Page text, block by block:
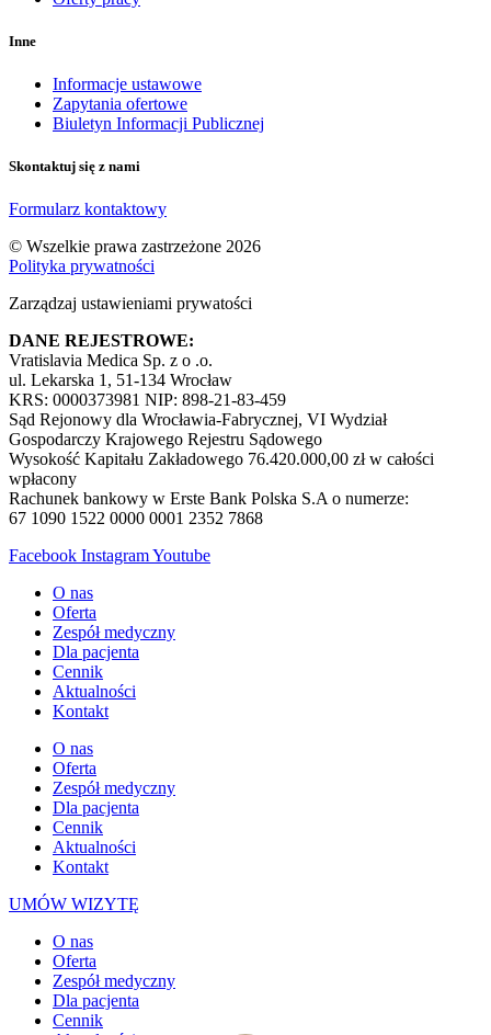
Inne
Informacje ustawowe
Zapytania ofertowe
Biuletyn Informacji Publicznej
Skontaktuj się z nami
Formularz kontaktowy
© Wszelkie prawa zastrzeżone 2026
Polityka prywatności
Zarządzaj ustawieniami prywatości
DANE REJESTROWE:
Vratislavia Medica Sp. z o .o.
ul. Lekarska 1, 51-134 Wrocław
KRS: 0000373981 NIP: 898-21-83-459
Sąd Rejonowy dla Wrocławia-Fabrycznej, VI Wydział
Gospodarczy Krajowego Rejestru Sądowego
Wysokość Kapitału Zakładowego 76.420.000,00 zł w całości
wpłacony
Rachunek bankowy w Erste Bank Polska S.A o numerze:
67 1090 1522 0000 0001 2352 7868
Facebook InstagramYoutube
O nas
Oferta
Zespół medyczny
Dla pacjenta
Cennik
Aktualności
Kontakt
O nas
Oferta
Zespół medyczny
Dla pacjenta
Cennik
Aktualności
Kontakt
UMÓW WIZYTĘ
O nas
Oferta
Zespół medyczny
Dla pacjenta
Cennik